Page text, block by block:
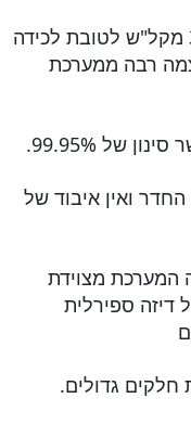
ספיקת האוויר גבוהה מאד, כ-3,600 מקל"ש לטובת לכידה
רבה ממערכת
של 99.95%.
ואין איבוד של
המערכת מצוידת
דיזה ספירלית
חלקים גדולים.